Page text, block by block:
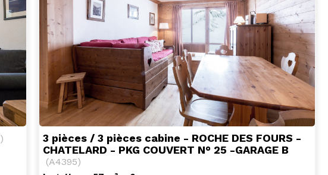
)
3 pièces / 3 pièces cabine - ROCHE DES FOURS -
CHATELARD - PKG COUVERT N° 25 -GARAGE B
(A4395)